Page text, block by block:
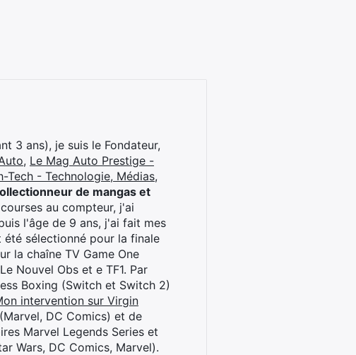
3 ans), je suis le Fondateur,
, Le Mag Auto Prestige -
Tech - Technologie, Médias,
de mangas et
au compteur, j'ai
l'âge de 9 ans, j'ai fait mes
été sélectionné pour la finale
la chaîne TV Game One
Nouvel Obs et e TF1. Par
Boxing (Switch et Switch 2)
intervention sur Virgin
DC Comics) et de
Marvel Legends Series et
Wars, DC Comics, Marvel).